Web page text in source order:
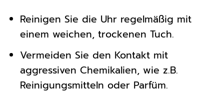
Reinigen Sie die Uhr regelmäßig mit
einem weichen, trockenen Tuch.
Vermeiden Sie den Kontakt mit
aggressiven Chemikalien, wie z.B.
Reinigungsmitteln oder Parfüm.